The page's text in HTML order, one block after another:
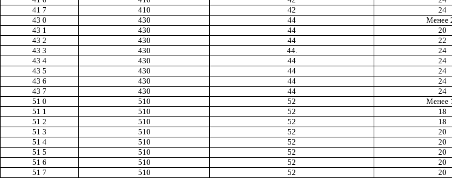
41 7
410 42 24
43 0
430 44 Менее
43 1
430 44 20
43 2
430 44 22
43 3
430 44. 24
43 4
430 44 24
43 5
430 44 24
43 6
430 44 24
43 7
430 44 24
51 0
510 52 Менее
51 1
510 52 18
51 2
510 52 18
51 3
510 52 20
51 4
510 52 20
51 5
510 52 20
51 6
510 52 20
51 7
510 52 20